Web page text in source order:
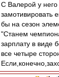
С Валерой у него
замотивировать
бы на сезон
"Станем
зарплату в виде
все четыре